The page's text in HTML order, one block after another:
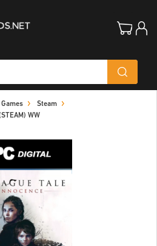
Games
Steam
WW